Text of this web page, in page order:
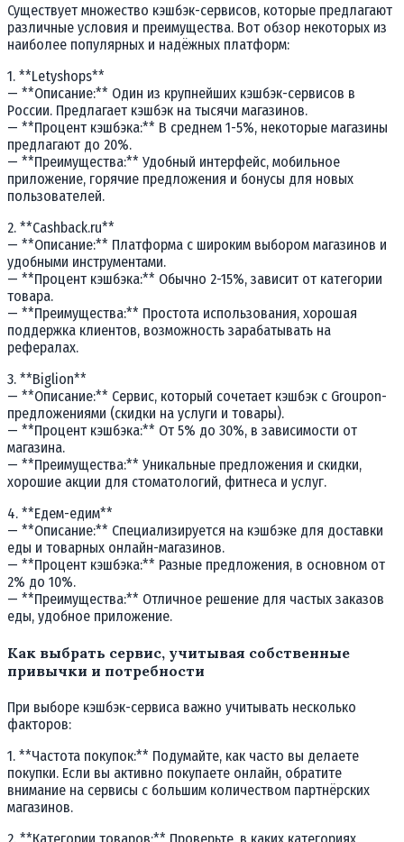
Существует множество кэшбэк-сервисов, которые предлагают
различные условия и преимущества. Вот обзор некоторых из
наиболее популярных и надёжных платформ:
1. **Letyshops**
— **Описание:** Один из крупнейших кэшбэк-сервисов в
России. Предлагает кэшбэк на тысячи магазинов.
— **Процент кэшбэка:** В среднем 1-5%, некоторые магазины
предлагают до 20%.
— **Преимущества:** Удобный интерфейс, мобильное
приложение, горячие предложения и бонусы для новых
пользователей.
2. **Cashback.ru**
— **Описание:** Платформа с широким выбором магазинов и
удобными инструментами.
— **Процент кэшбэка:** Обычно 2-15%, зависит от категории
товара.
— **Преимущества:** Простота использования, хорошая
поддержка клиентов, возможность зарабатывать на
рефералах.
3. **Biglion**
— **Описание:** Сервис, который сочетает кэшбэк с Groupon-
предложениями (скидки на услуги и товары).
— **Процент кэшбэка:** От 5% до 30%, в зависимости от
магазина.
— **Преимущества:** Уникальные предложения и скидки,
хорошие акции для стоматологий, фитнеса и услуг.
4. **Едем-едим**
— **Описание:** Специализируется на кэшбэке для доставки
еды и товарных онлайн-магазинов.
— **Процент кэшбэка:** Разные предложения, в основном от
2% до 10%.
— **Преимущества:** Отличное решение для частых заказов
еды, удобное приложение.
Как выбрать сервис, учитывая собственные
привычки и потребности
При выборе кэшбэк-сервиса важно учитывать несколько
факторов:
1. **Частота покупок:** Подумайте, как часто вы делаете
покупки. Если вы активно покупаете онлайн, обратите
внимание на сервисы с большим количеством партнёрских
магазинов.